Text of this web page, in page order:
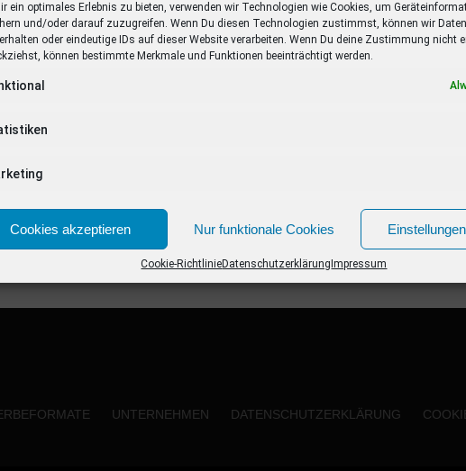
ein optimales Erlebnis zu bieten, verwenden wir Technologien wie Cookies, um
und/oder darauf zuzugreifen. Wenn Du diesen Technologien zustimmst, können wir
oder eindeutige IDs auf dieser Website verarbeiten. Wenn Du deine Zustimmung nicht
können bestimmte Merkmale und Funktionen beeinträchtigt werden.
Cookies akzeptieren Nur funktionale Cookies
Cookie-RichtlinieDatenschutzerklärung Impressum
“The Voice of Germany” startet heute am
Donnerstag, 18. August mit der 18. Staffel
TVOG auf ProSieben neu mit Peter Maffay in
UNTERNEHMEN DATENSCHUTZERKLÄRUNG